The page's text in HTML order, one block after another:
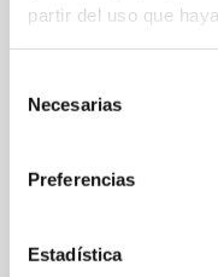
partir del uso que
Necesarias
Preferencias
Estadística
Spécialité: Poissons et